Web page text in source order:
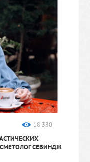
18 380
СЕВИНДЖ